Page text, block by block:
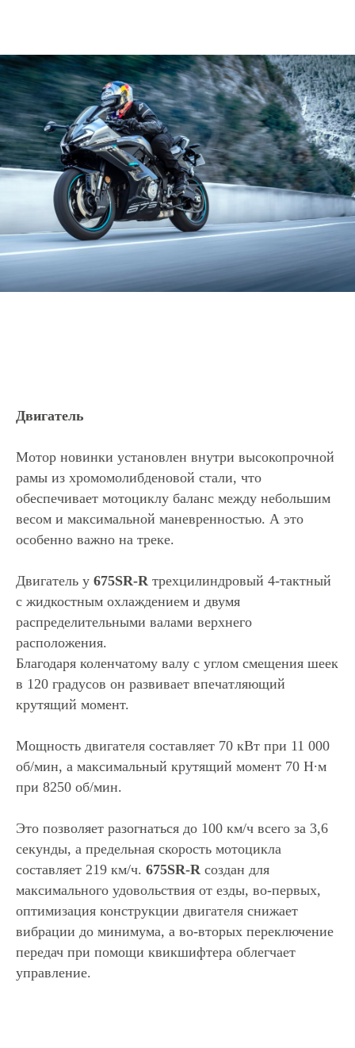
Двигатель
Мотор новинки установлен внутри высокопрочной
рамы из хромомолибденовой стали, что
обеспечивает мотоциклу баланс между небольшим
весом и максимальной маневренностью. А это
особенно важно на треке.
Двигатель у 675SR-R трехцилиндровый 4-тактный
с жидкостным охлаждением и двумя
распределительными валами верхнего
расположения.
Благодаря коленчатому валу с углом смещения шеек
в 120 градусов он развивает впечатляющий
крутящий момент.
Мощность двигателя составляет 70 кВт при 11 000
об/мин, а максимальный крутящий момент 70 Н∙м
при 8250 об/мин.
Это позволяет разогнаться до 100 км/ч всего за 3,6
секунды, а предельная скорость мотоцикла
составляет 219 км/ч. 675SR-R создан для
максимального удовольствия от езды, во-первых,
оптимизация конструкции двигателя снижает
вибрации до минимума, а во-вторых переключение
передач при помощи квикшифтера облегчает
управление.